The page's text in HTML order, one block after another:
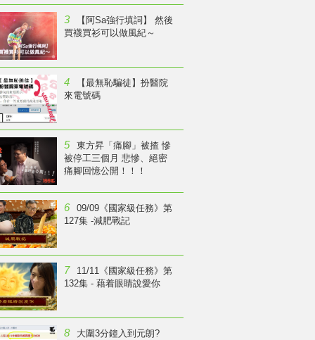
3
【阿Sa強行填詞】 然後
買襪買衫可以做風紀～
4
【最無恥騙徒】扮醫院
來電號碼
5
東方昇「痛腳」被揸 慘
被停工三個月 悲慘、絕密
痛腳回憶公開！！！
6
09/09《國家級任務》第
127集 -減肥戰記
7
11/11《國家級任務》第
132集 - 藉着眼睛說愛你
8 大圍3分鐘入到元朗?